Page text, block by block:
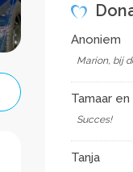
Anoniem
Marion, bij
Tamaar en
Succes!
Tanja